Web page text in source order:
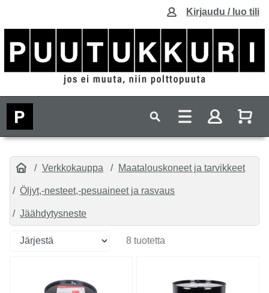
Kirjaudu / luo tili
Verkkokauppa Maatalouskoneet ja tarvikkeet
Öljyt,-nesteet,-pesuaineet ja rasvaus
Jäähdytysneste
8 tuotetta